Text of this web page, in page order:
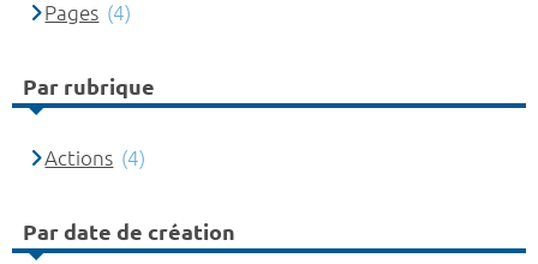
Pages (4)
Par rubrique
Actions (4)
Par date de création